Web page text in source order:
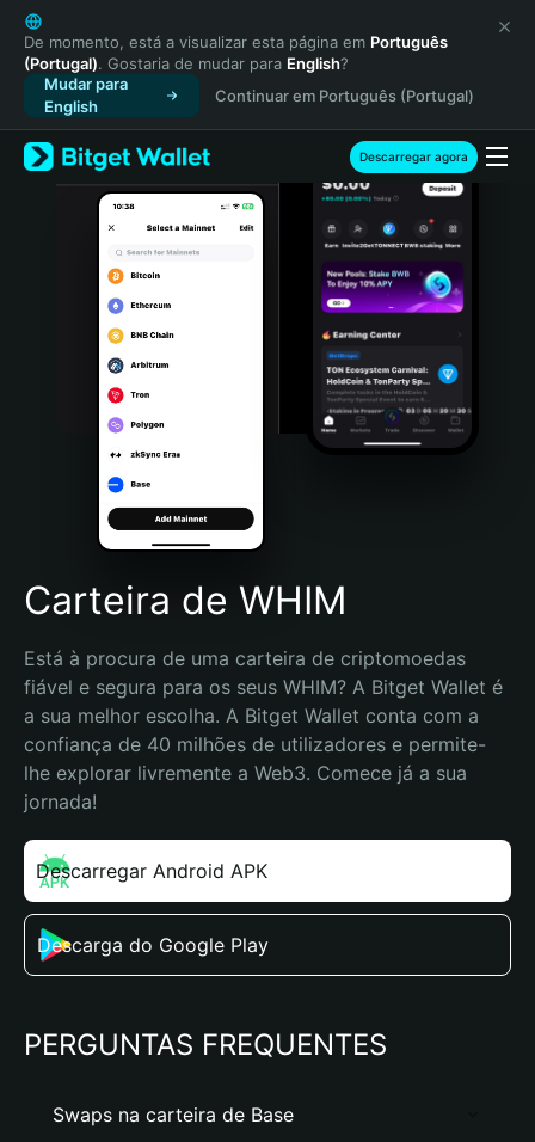
English
日本語
Tiếng Việt
Русский
Español (Latinoamérica)
Türkçe
Italiano
Português (Portugal)
Bahasa Indonesia
Português (Brasil)
Español (Argentina)
De momento, está a visualizar esta página em Português
(Portugal). Gostaria de mudar para English?
Mudar para
English
Continuar em Português (Portugal)
Descarregar agora
Carteira de WHIM
Está à procura de uma carteira de criptomoedas
fiável e segura para os seus WHIM? A Bitget Wallet é
a sua melhor escolha. A Bitget Wallet conta com a
confiança de 40 milhões de utilizadores e permite-
lhe explorar livremente a Web3. Comece já a sua
jornada!
Descarregar Android APK
Descarga do Google Play
PERGUNTAS FREQUENTES
Swaps na carteira de Base